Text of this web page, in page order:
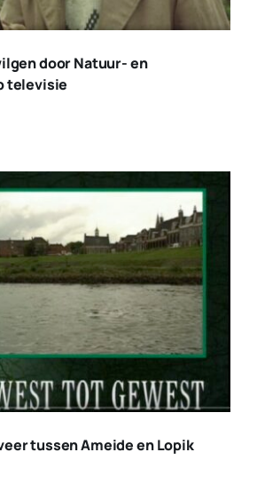
door Natuur- en
televisie
tussen Ameide en Lopik